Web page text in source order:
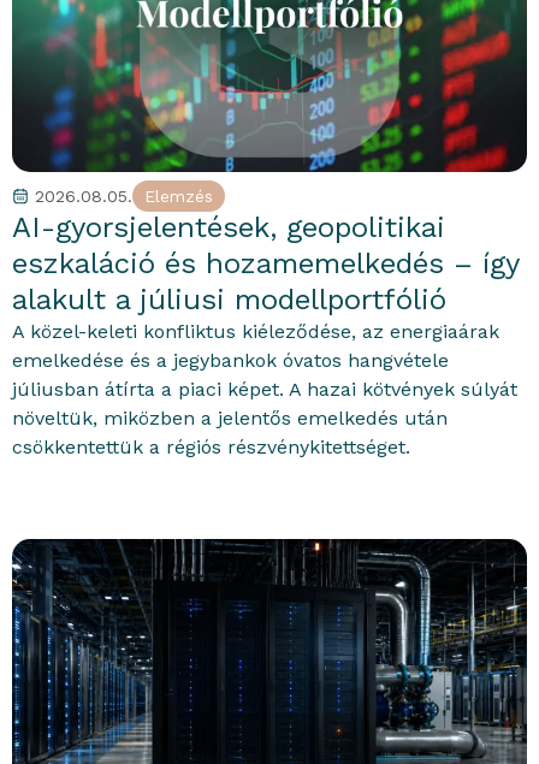
2026.08.05. Elemzés
AI-gyorsjelentések, geopolitikai
eszkaláció és hozamemelkedés – így
alakult a júliusi modellportfólió
A közel-keleti konfliktus kiéleződése, az energiaárak
emelkedése és a jegybankok óvatos hangvétele
júliusban átírta a piaci képet. A hazai kötvények súlyát
növeltük, miközben a jelentős emelkedés után
csökkentettük a régiós részvénykitettséget.